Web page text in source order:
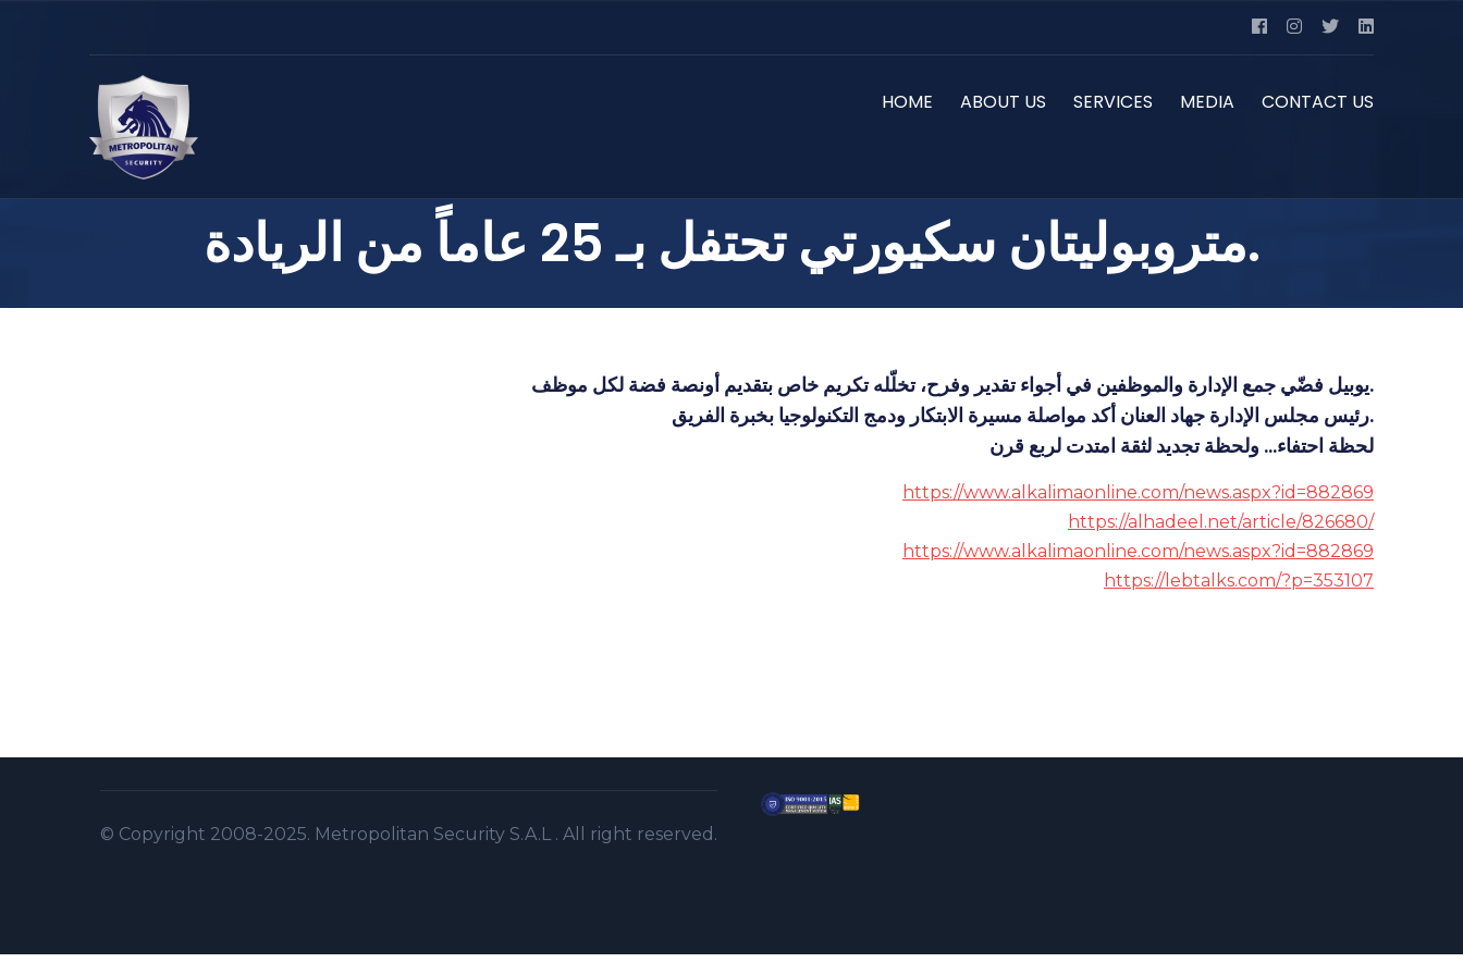
HOME ABOUT US SERVICES MEDIA CONTACT US
متروبوليتان سكيورتي تحتفل بـ 25 عاماً من الريادة.
يوبيل فضّي جمع الإدارة والموظفين في أجواء تقدير وفرح، تخلّله تكريم خاص بتقديم أونصة فضة لكل موظف.
رئيس مجلس الإدارة جهاد العنان أكد مواصلة مسيرة الابتكار ودمج التكنولوجيا بخبرة الفريق.
لحظة احتفاء… ولحظة تجديد لثقة امتدت لربع قرن
https://www.alkalimaonline.com/news.aspx?id=882869
https://alhadeel.net/article/826680/
https://www.alkalimaonline.com/news.aspx?id=882869
https://lebtalks.com/?p=353107
© Copyright 2008-2025. Metropolitan Security S.A.L . All right reserved.